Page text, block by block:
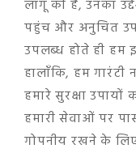
लागू की हैं, उनका
पहुंच और अनुचित
उपलब्ध होते ही हम
हालाँकि, हम
हमारे सुरक्षा
हमारी सेवाओं पर
गोपनीय रखने के